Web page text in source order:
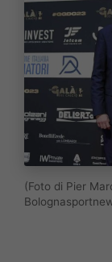
(Foto di Pier